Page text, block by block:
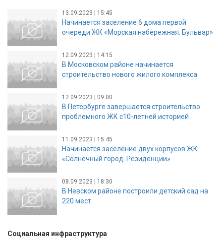
13.09.2023 | 15:45
Начинается заселение 6 дома первой
очереди ЖК «Морская набережная. Бульвар»
12.09.2023 | 14:15
В Московском районе начинается
строительство нового жилого комплекса
12.09.2023 | 09:00
В Петербурге завершается строительство
проблемного ЖК с10-летней историей
11.09.2023 | 15:45
Начинается заселение двух корпусов ЖК
«Солнечный город. Резиденции»
08.09.2023 | 18:30
В Невском районе построили детский сад на
220 мест
Социальная инфраструктура